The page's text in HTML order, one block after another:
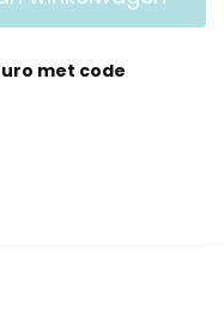
met code